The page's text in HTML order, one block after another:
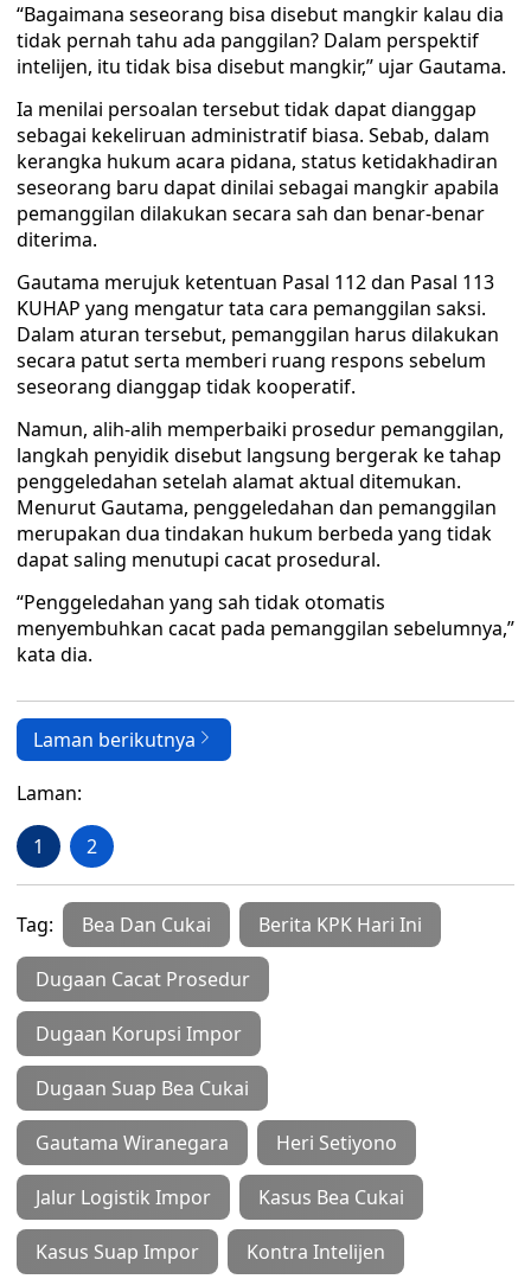
“Bagaimana seseorang bisa disebut mangkir kalau dia
tidak pernah tahu ada panggilan? Dalam perspektif
intelijen, itu tidak bisa disebut mangkir,” ujar Gautama.
Ia menilai persoalan tersebut tidak dapat dianggap
sebagai kekeliruan administratif biasa. Sebab, dalam
kerangka hukum acara pidana, status ketidakhadiran
seseorang baru dapat dinilai sebagai mangkir apabila
pemanggilan dilakukan secara sah dan benar-benar
diterima.
Gautama merujuk ketentuan Pasal 112 dan Pasal 113
KUHAP yang mengatur tata cara pemanggilan saksi.
Dalam aturan tersebut, pemanggilan harus dilakukan
secara patut serta memberi ruang respons sebelum
seseorang dianggap tidak kooperatif.
Namun, alih-alih memperbaiki prosedur pemanggilan,
langkah penyidik disebut langsung bergerak ke tahap
penggeledahan setelah alamat aktual ditemukan.
Menurut Gautama, penggeledahan dan pemanggilan
merupakan dua tindakan hukum berbeda yang tidak
dapat saling menutupi cacat prosedural.
“Penggeledahan yang sah tidak otomatis
menyembuhkan cacat pada pemanggilan sebelumnya,”
kata dia.
Laman berikutnya
Laman:
1 2
Tag: Bea Dan Cukai Berita KPK Hari Ini
Dugaan Cacat Prosedur
Dugaan Korupsi Impor
Dugaan Suap Bea Cukai
Gautama Wiranegara Heri Setiyono
Jalur Logistik Impor Kasus Bea Cukai
Kasus Suap Impor Kontra Intelijen